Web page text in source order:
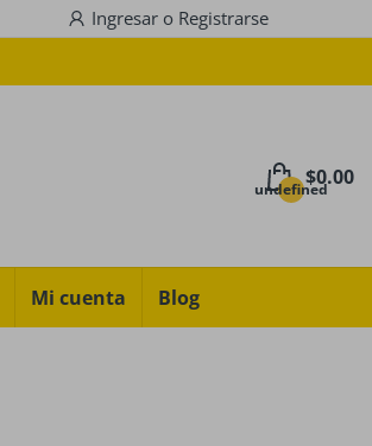
Ingresar o Registrarse
undefined$0.00
Mi cuenta Blog